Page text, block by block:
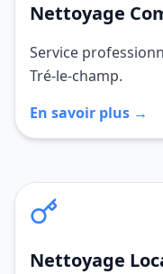
Nettoyage
Service
Tré-le-champ.
En savoir plus →
Nettoyage